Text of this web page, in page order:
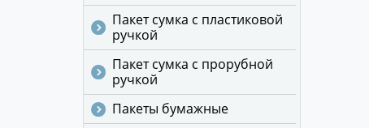
Пакет сумка с пластиковой
ручкой
Пакет сумка с прорубной
ручкой
Пакеты бумажные